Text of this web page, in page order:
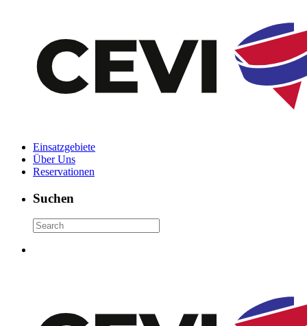
Einsatzgebiete
Über Uns
Reservationen
Suchen